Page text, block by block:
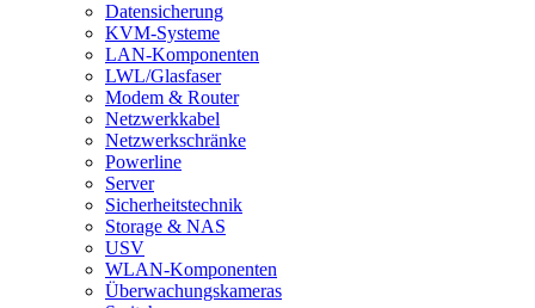
Datensicherung
KVM-Systeme
LAN-Komponenten
LWL/Glasfaser
Modem & Router
Netzwerkkabel
Netzwerkschränke
Powerline
Server
Sicherheitstechnik
Storage & NAS
USV
WLAN-Komponenten
Überwachungskameras